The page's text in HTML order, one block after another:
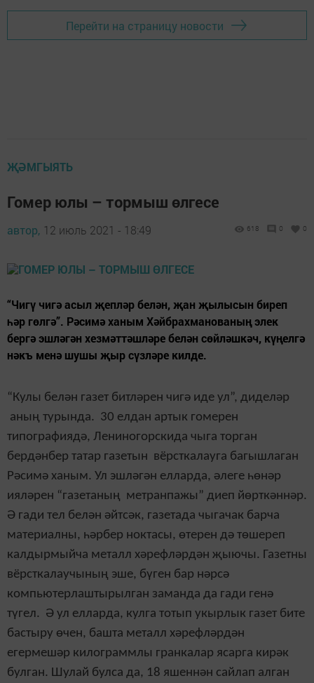
Перейти на страницу новости
ҖӘМГЫЯТЬ
Гомер юлы – тормыш өлгесе
автор, 12 июль 2021 - 18:49 618 0 0
“Чигү чигә асыл җепләр белән, җан җылысын биреп
һәр гөлгә”. Рәсимә ханым Хәйбрахманованың элек
бергә эшләгән хезмәттәшләре белән сөйләшкәч, күңелгә
нәкъ менә шушы җыр сүзләре килде.
“Кулы белән газет битләрен чигә иде ул”, диделәр
аның турында. 30 елдан артык гомерен
типографиядә, Лениногорскида чыга торган
бердәнбер татар газетын вёрсткалауга багышлаган
Рәсимә ханым. Ул эшләгән елларда, әлеге һөнәр
ияләрен “газетаның метранпажы” диеп йөрткәннәр.
Ә гади тел белән әйтсәк, газетада чыгачак барча
материалны, һәрбер ноктасы, өтерен дә төшереп
калдырмыйча металл хәрефләрдән җыючы. Газетны
вёрсткалаучының эше, бүген бар нәрсә
компьютерлаштырылган заманда да гади генә
түгел. Ә ул елларда, кулга тотып укырлык газет бите
бастыру өчен, башта металл хәрефләрдән
егермешәр килограммлы гранкалар ясарга кирәк
булган. Шулай булса да, 18 яшеннән сайлап алган